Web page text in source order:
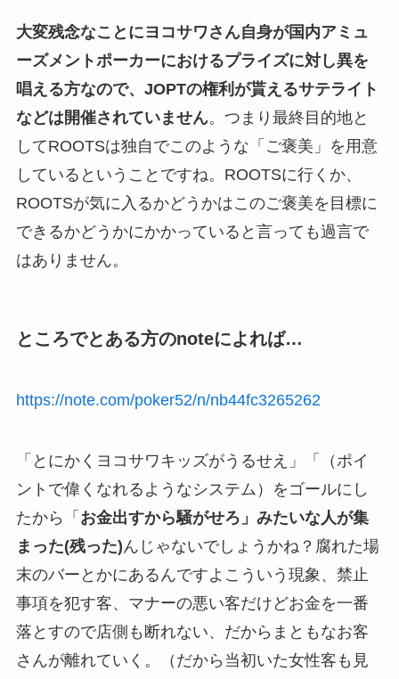
大変残念なことにヨコサワさん自身が国内アミュ
ーズメントポーカーにおけるプライズに対し異を
唱える方なので、JOPTの権利が貰えるサテライト
などは開催されていません。つまり最終目的地と
してROOTSは独自でこのような「ご褒美」を用意
しているということですね。ROOTSに行くか、
ROOTSが気に入るかどうかはこのご褒美を目標に
できるかどうかにかかっていると言っても過言で
はありません。
ところでとある方のnoteによれば…
https://note.com/poker52/n/nb44fc3265262
「とにかくヨコサワキッズがうるせえ」「（ポイ
ントで偉くなれるようなシステム）をゴールにし
たから「 お金出すから騒がせろ」みたいな人が集
まった(残った)んじゃないでしょうかね？腐れた場
末のバーとかにあるんですよこういう現象、禁止
事項を犯す客、マナーの悪い客だけどお金を一番
落とすので店側も断れない、だからまともなお客
さんが離れていく。（だから当初いた女性客も見